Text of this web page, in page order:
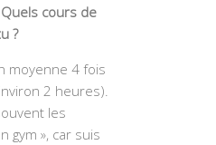
cours de
?
moyenne 4 fois
2 heures).
les
gym », car suis